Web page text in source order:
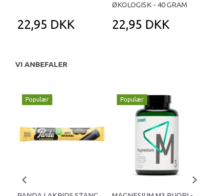
22,95 DKK
ØKOLOGISK - 40 GRAM
22,95 DKK
VI ANBEFALER
Populær Populær